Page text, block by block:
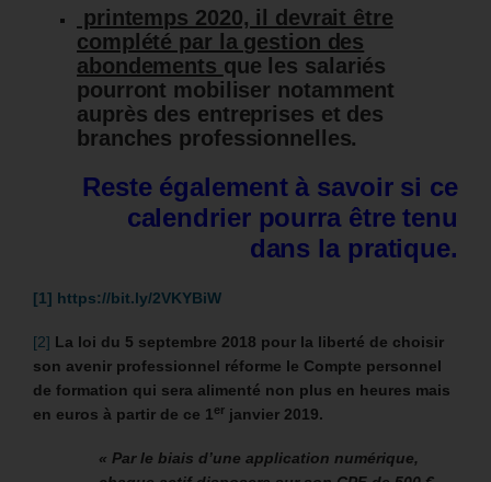
printemps 2020, il devrait être
complété par la gestion des
abondements que les salariés
pourront mobiliser notamment
auprès des entreprises et des
branches professionnelles.
Reste également à savoir si ce
calendrier pourra être tenu
dans la pratique.
[1] https://bit.ly/2VKYBiW
[2] La loi du 5 septembre 2018 pour la liberté de choisir
son avenir professionnel réforme le Compte personnel
de formation qui sera alimenté non plus en heures mais
en euros à partir de ce 1 er janvier 2019.
« Par le biais d’une application numérique,